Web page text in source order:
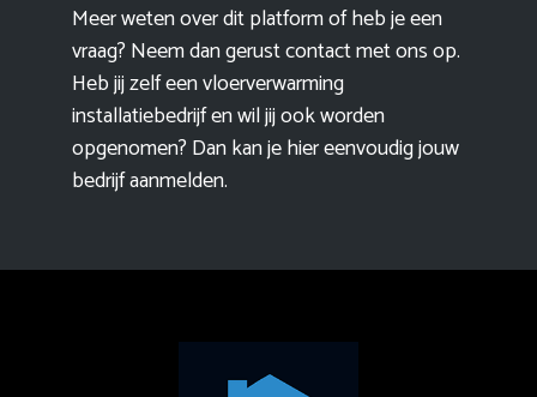
Meer weten over dit platform of heb je een
vraag? Neem dan gerust contact met ons op.
Heb jij zelf een vloerverwarming
installatiebedrijf en wil jij ook worden
opgenomen? Dan kan je hier eenvoudigjouw
bedrijf aanmelden.